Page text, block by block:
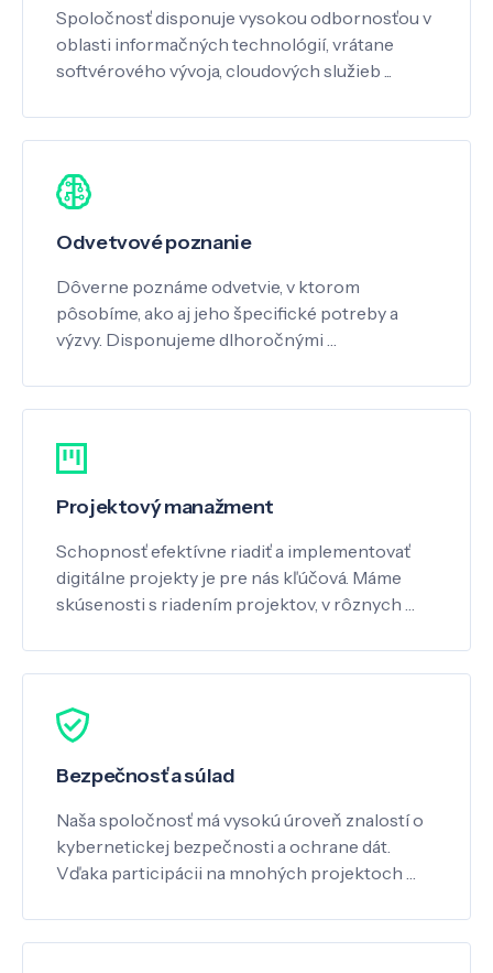
Spoločnosť disponuje vysokou odbornosťou v
oblasti informačných technológií, vrátane
softvérového vývoja, cloudových služieb ...
Odvetvové poznanie
Dôverne poznáme odvetvie, v ktorom
pôsobíme, ako aj jeho špecifické potreby a
výzvy. Disponujeme dlhoročnými …
Projektový manažment
Schopnosť efektívne riadiť a implementovať
digitálne projekty je pre nás kľúčová. Máme
skúsenosti s riadením projektov, v rôznych …
Bezpečnosť a súlad
Naša spoločnosť má vysokú úroveň znalostí o
kybernetickej bezpečnosti a ochrane dát.
Vďaka participácii na mnohých projektoch …